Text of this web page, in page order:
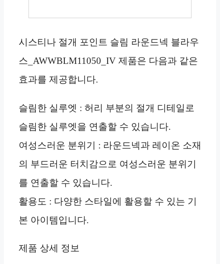
시스티나 절개 포인트 슬림 라운드넥 블라우
스_AWWBLM11050_IV 제품은 다음과 같은
효과를 제공합니다.
슬림한 실루엣 : 허리 부분의 절개 디테일로
슬림한 실루엣을 연출할 수 있습니다.
여성스러운 분위기 : 라운드넥과 레이온 소재
의 부드러운 터치감으로 여성스러운 분위기
를 연출할 수 있습니다.
활용도 : 다양한 스타일에 활용할 수 있는 기
본 아이템입니다.
제품 상세 정보